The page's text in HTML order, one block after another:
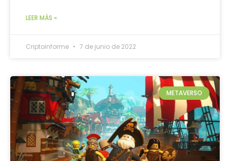
LEER MÁS »
Criptoinforme 7 de junio de 2022
METAVERSO